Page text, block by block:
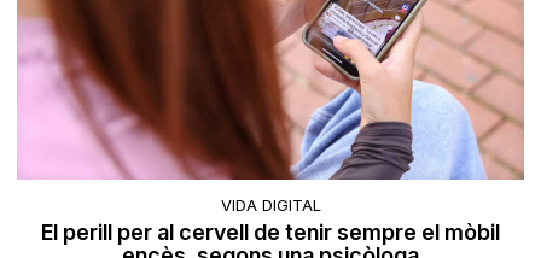
VIDA DIGITAL
El perill per al cervell de tenir sempre el mòbil